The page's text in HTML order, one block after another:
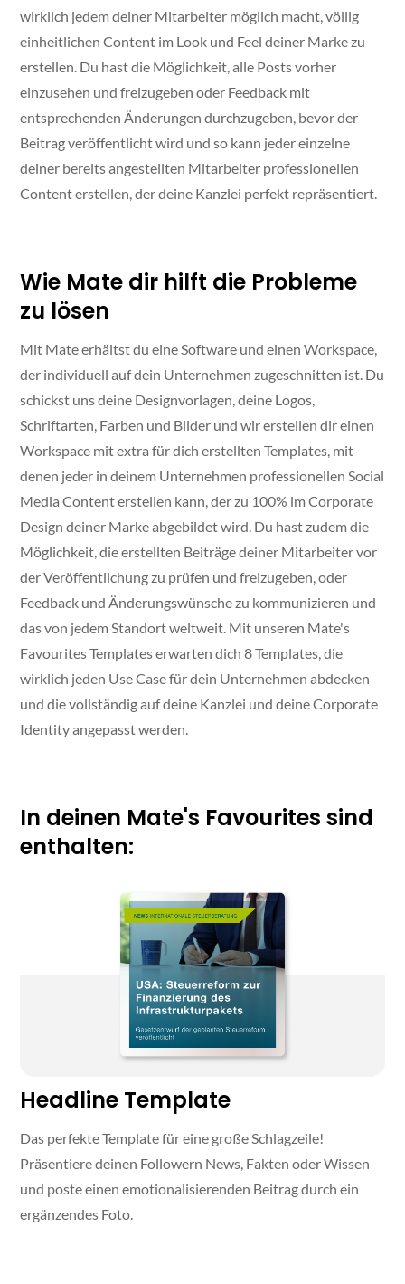
wirklich jedem deiner Mitarbeiter möglich macht, völlig
einheitlichen Content im Look und Feel deiner Marke zu
erstellen. Du hast die Möglichkeit, alle Posts vorher
einzusehen und freizugeben oder Feedback mit
entsprechenden Änderungen durchzugeben, bevor der
Beitrag veröffentlicht wird und so kann jeder einzelne
deiner bereits angestellten Mitarbeiter professionellen
Content erstellen, der deine Kanzlei perfekt repräsentiert.
Wie Mate dir hilft die Probleme
zu lösen
Mit Mate erhältst du eine Software und einen Workspace,
der individuell auf dein Unternehmen zugeschnitten ist. Du
schickst uns deine Designvorlagen, deine Logos,
Schriftarten, Farben und Bilder und wir erstellen dir einen
Workspace mit extra für dich erstellten Templates, mit
denen jeder in deinem Unternehmen professionellen Social
Media Content erstellen kann, der zu 100% im Corporate
Design deiner Marke abgebildet wird. Du hast zudem die
Möglichkeit, die erstellten Beiträge deiner Mitarbeiter vor
der Veröffentlichung zu prüfen und freizugeben, oder
Feedback und Änderungswünsche zu kommunizieren und
das von jedem Standort weltweit. Mit unseren Mate's
Favourites Templates erwarten dich 8 Templates, die
wirklich jeden Use Case für dein Unternehmen abdecken
und die vollständig auf deine Kanzlei und deine Corporate
Identity angepasst werden.
In deinen Mate's Favourites sind
enthalten:
Headline Template
Das perfekte Template für eine große Schlagzeile!
Präsentiere deinen Followern News, Fakten oder Wissen
und poste einen emotionalisierenden Beitrag durch ein
ergänzendes Foto.